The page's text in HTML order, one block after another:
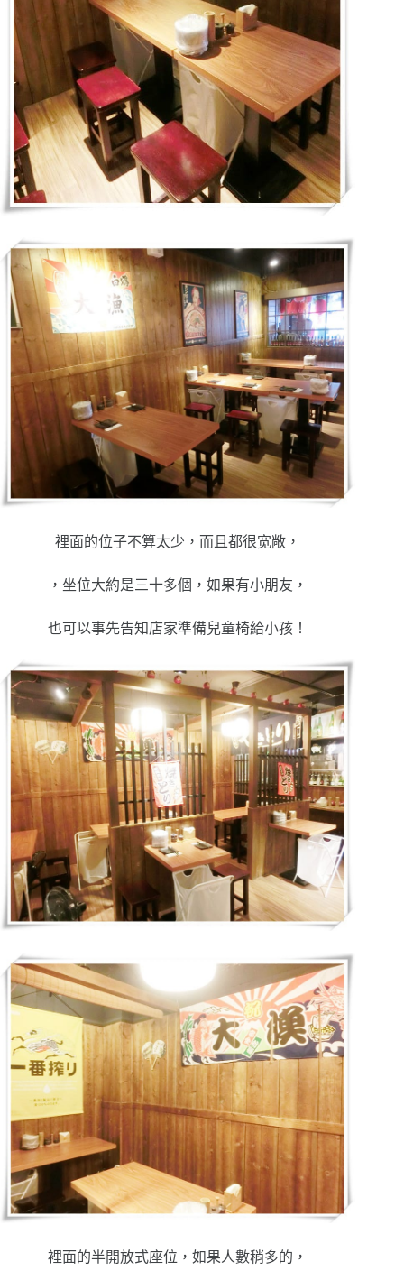
裡面的位子不算太少，而且都很宽敞，
，坐位大約是三十多個，如果有小朋友，
也可以事先告知店家準備兒童椅給小孩！
裡面的半開放式座位，如果人數稍多的，